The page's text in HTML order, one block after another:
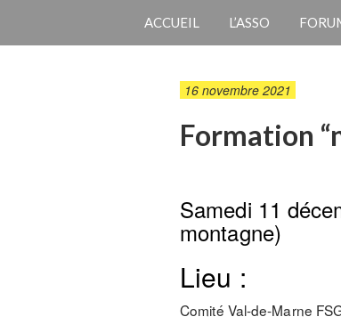
ACCUEIL L’ASSO
16 novembre 2021
Formation
Samedi 11
montagne)
Lieu :
Comité Val-de-Marne